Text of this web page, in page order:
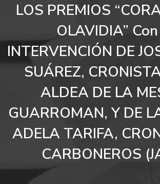
LOS PREMIOS
OLAVIDIA”
INTERVENCIÓN DE
SUÁREZ,
ALDEA DE LA
GUARROMAN, Y DE
ADELA TARIFA,
CARBONEROS